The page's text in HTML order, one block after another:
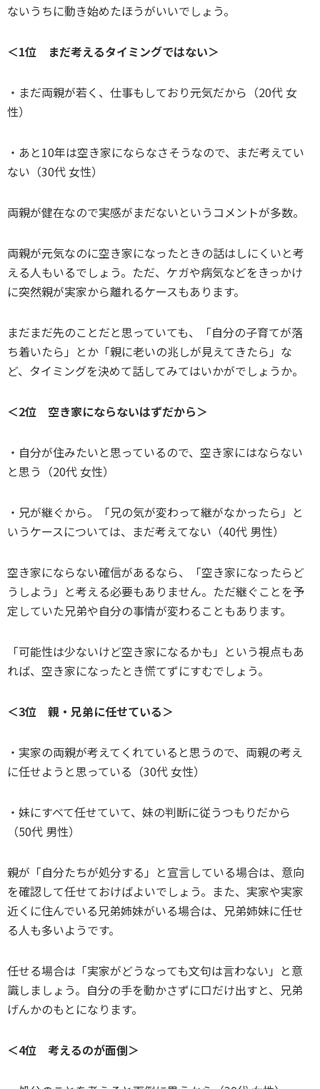
ないうちに動き始めたほうがいいでしょう。
＜1位 まだ考えるタイミングではない＞
・まだ両親が若く、仕事もしており元気だから（20代 女
性）
・あと10年は空き家にならなさそうなので、まだ考えてい
ない（30代 女性）
両親が健在なので実感がまだないというコメントが多数。
両親が元気なのに空き家になったときの話はしにくいと考
える人もいるでしょう。ただ、ケガや病気などをきっかけ
に突然親が実家から離れるケースもあります。
まだまだ先のことだと思っていても、「自分の子育てが落
ち着いたら」とか「親に老いの兆しが見えてきたら」な
ど、タイミングを決めて話してみてはいかがでしょうか。
＜2位 空き家にならないはずだから＞
・自分が住みたいと思っているので、空き家にはならない
と思う（20代 女性）
・兄が継ぐから。「兄の気が変わって継がなかったら」と
いうケースについては、まだ考えてない（40代 男性）
空き家にならない確信があるなら、「空き家になったらど
うしよう」と考える必要もありません。ただ継ぐことを予
定していた兄弟や自分の事情が変わることもあります。
「可能性は少ないけど空き家になるかも」という視点もあ
れば、空き家になったとき慌てずにすむでしょう。
＜3位 親・兄弟に任せている＞
・実家の両親が考えてくれていると思うので、両親の考え
に任せようと思っている（30代 女性）
・妹にすべて任せていて、妹の判断に従うつもりだから
（50代 男性）
親が「自分たちが処分する」と宣言している場合は、意向
を確認して任せておけばよいでしょう。また、実家や実家
近くに住んでいる兄弟姉妹がいる場合は、兄弟姉妹に任せ
る人も多いようです。
任せる場合は「実家がどうなっても文句は言わない」と意
識しましょう。自分の手を動かさずに口だけ出すと、兄弟
げんかのもとになります。
＜4位 考えるのが面倒＞